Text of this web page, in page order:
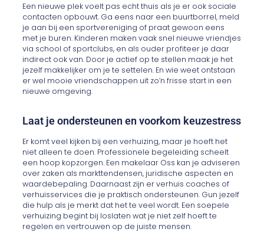
Een nieuwe plek voelt pas echt thuis als je er ook sociale
contacten opbouwt. Ga eens naar een buurtborrel, meld
je aan bij een sportvereniging of praat gewoon eens
met je buren. Kinderen maken vaak snel nieuwe vriendjes
via school of sportclubs, en als ouder profiteer je daar
indirect ook van. Door je actief op te stellen maak je het
jezelf makkelijker om je te settelen. En wie weet ontstaan
er wel mooie vriendschappen uit zo’n frisse start in een
nieuwe omgeving.
Laat je ondersteunen en voorkom keuzestress
Er komt veel kijken bij een verhuizing, maar je hoeft het
niet alleen te doen. Professionele begeleiding scheelt
een hoop kopzorgen. Een makelaar Oss kan je adviseren
over zaken als markttendensen, juridische aspecten en
waardebepaling. Daarnaast zijn er verhuis coaches of
verhuisservices die je praktisch ondersteunen. Gun jezelf
die hulp als je merkt dat het te veel wordt. Een soepele
verhuizing begint bij loslaten wat je niet zelf hoeft te
regelen en vertrouwen op de juiste mensen.